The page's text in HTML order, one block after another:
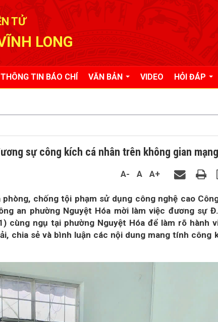
TỬ
LONG
TIN BÁO CHÍ VĂN BẢN VIDEO HỎI ĐÁP
sự công kích cá nhân trên không gian mạng
A- A A+
chống tội phạm sử dụng công nghệ cao
an phường Nguyệt Hóa mời làm việc đương sự
cùng ngụ tại phường Nguyệt Hóa để làm rõ hành
chia sẻ và bình luận các nội dung mang tính công